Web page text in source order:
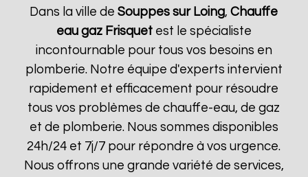
Dans la ville deSouppes sur Loing,Chauffe
eau gaz Frisquetest le spécialiste
incontournable pour tous vos besoins en
plomberie. Notre équipe d'experts intervient
rapidement et efficacement pour résoudre
tous vos problèmes de chauffe-eau, de gaz
et de plomberie. Nous sommes disponibles
24h/24 et 7j/7 pour répondre à vos urgence.
Nous offrons une grande variété de services,